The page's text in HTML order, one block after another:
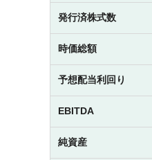
発行済株式数
時価総額
予想配当利回り
EBITDA
純資産